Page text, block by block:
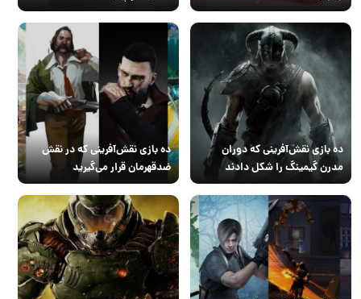
ده بازی نقش‌آفرینی که دوران
مدرن گیمینگ را شکل دادند
ده بازی نقش‌آفرینی که در نقش
ضدقهرمان قرار می‌گیرید